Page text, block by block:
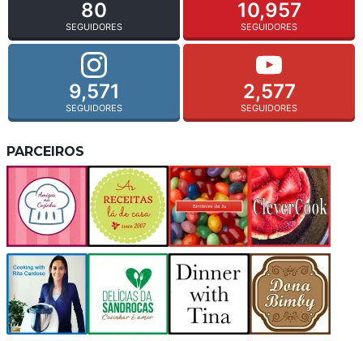
80
SEGUIDORES
10,957
SEGUIDORES
9,571
SEGUIDORES
2,577
SEGUIDORES
PARCEIROS